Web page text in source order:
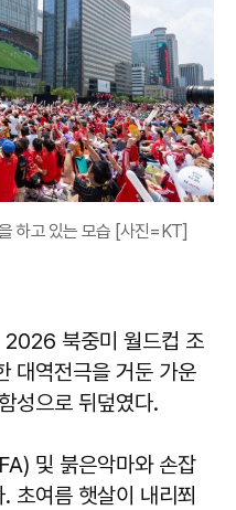
하고 있는 모습 [사진=KT]
2026 북중미 월드컵 조
대역전극을 거둔 가운
성으로 뒤덮였다.
및 붉은악마와 손잡
초여름 햇살이 내리쬐